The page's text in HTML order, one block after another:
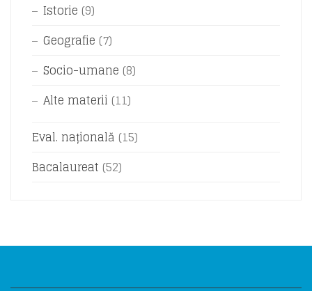
Istorie (9)
Geografie (7)
Socio-umane (8)
Alte materii (11)
Eval. națională (15)
Bacalaureat (52)